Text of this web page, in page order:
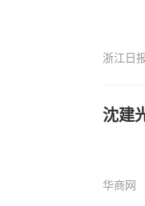
浙江日
沈建
华商网